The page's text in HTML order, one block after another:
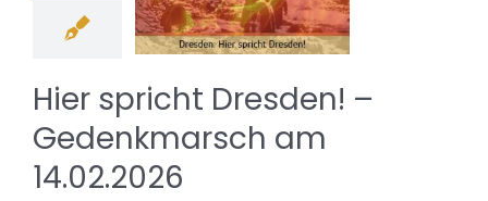
Hier spricht Dresden! –
Gedenkmarsch am
14.02.2026